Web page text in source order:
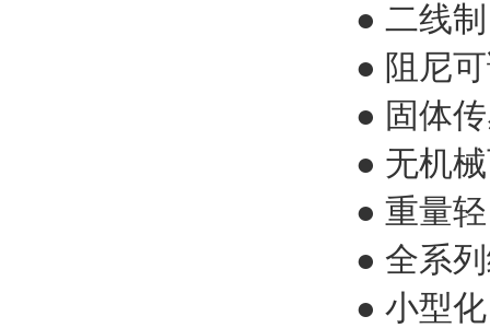
● 二线制
● 阻尼
● 固体
● 无机
● 重量
● 全系
● 小型